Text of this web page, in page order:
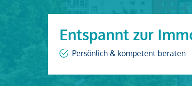
Entspannt zur
Persönlich & kompetent beraten